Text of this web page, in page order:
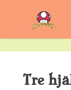
Tre